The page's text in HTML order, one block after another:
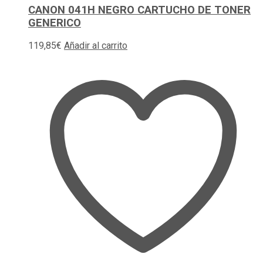
CANON 041H NEGRO CARTUCHO DE TONER
GENERICO
119,85€ Añadir al carrito